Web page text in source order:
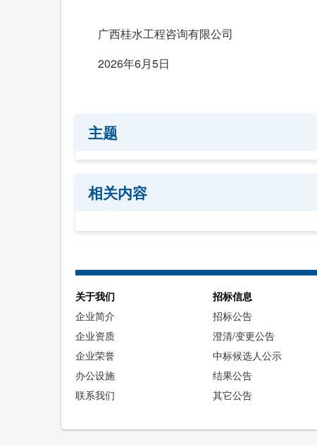
广西桂水工程咨询有限公司
2026年6月5日
主题
相关内容
关于我们
企业简介
企业资质
企业荣誉
办公设施
联系我们
招标信息
招标公告
澄清/变更公告
中标候选人公示
结果公告
其它公告